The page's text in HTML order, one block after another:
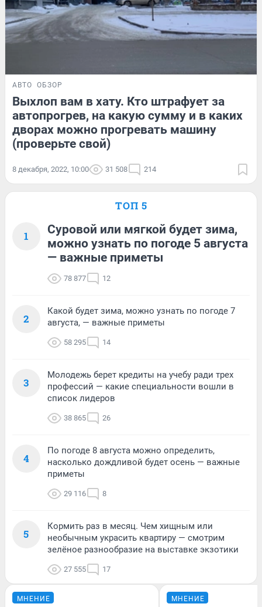
АВТО ОБЗОР
Выхлоп вам в хату. Кто штрафует за
автопрогрев, на какую сумму и в каких
дворах можно прогревать машину
(проверьте свой)
8 декабря, 2022, 10:00 31 508 214
ТОП 5
1
Суровой или мягкой будет зима,
можно узнать по погоде 5 августа
— важные приметы
78 877 12
2
Какой будет зима, можно узнать по погоде 7
августа, — важные приметы
58 295 14
3
Молодежь берет кредиты на учебу ради трех
профессий — какие специальности вошли в
список лидеров
38 865 26
4
По погоде 8 августа можно определить,
насколько дождливой будет осень — важные
приметы
29 116 8
5
Кормить раз в месяц. Чем хищным или
необычным украсить квартиру — смотрим
зелёное разнообразие на выставке экзотики
27 555 17
МНЕНИЕ МНЕНИЕ